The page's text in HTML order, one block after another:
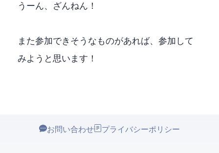
うーん、ざんねん！
また参加できそうなものがあれば、参加して
みようと思います！
お問い合わせ プライバシーポリシー